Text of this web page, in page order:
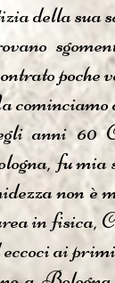
della sua
poche
cominciamo
anni 60
fu mia
non è
in fisica,
ai